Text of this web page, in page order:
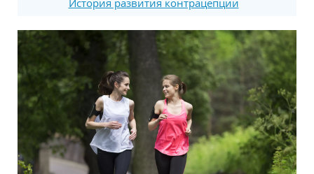
История развития контрацепции